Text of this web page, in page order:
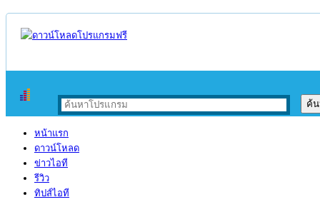
หน้าแรก
ดาวน์โหลด
ข่าวไอที
รีวิว
ทิปส์ไอที